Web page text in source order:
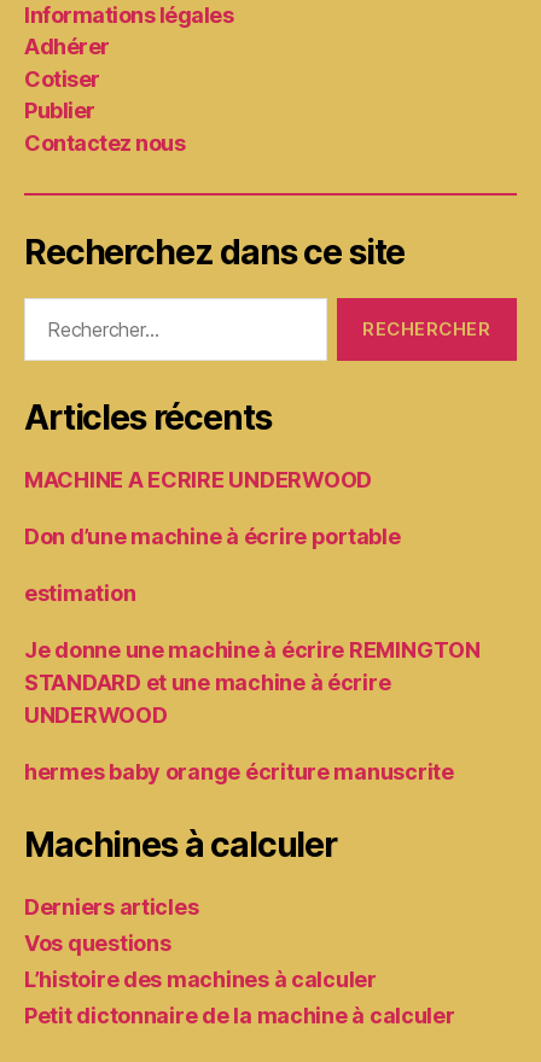
Informations légales
Adhérer
Cotiser
Publier
Contactez nous
Recherchez dans ce site
Articles récents
MACHINE A ECRIRE UNDERWOOD
Don d’une machine à écrire portable
estimation
Je donne une machine à écrire REMINGTON
STANDARD et une machine à écrire
UNDERWOOD
hermes baby orange écriture manuscrite
Machines à calculer
Derniers articles
Vos questions
L’histoire des machines à calculer
Petit dictonnaire de la machine à calculer